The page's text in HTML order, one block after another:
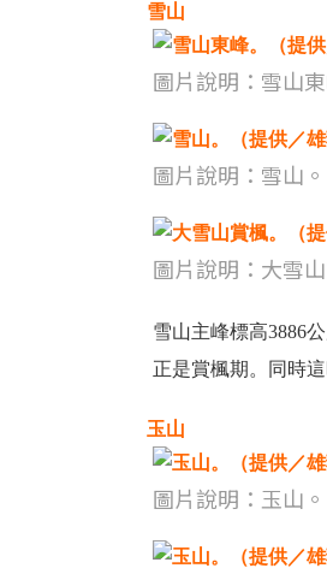
雪山
圖片說明：雪山
圖片說明：雪山
圖片說明：大雪
雪山主峰標高3886
正是賞楓期。同時
玉山
圖片說明：玉山